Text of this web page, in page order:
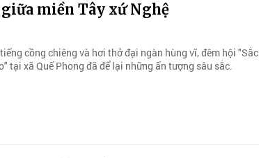
giữa miền Tây xứ Nghệ
cồng chiêng và hơi thở đại ngàn hùng vĩ, đêm hội "Sắc
tại xã Quế Phong đã để lại những ấn tượng sâu sắc.